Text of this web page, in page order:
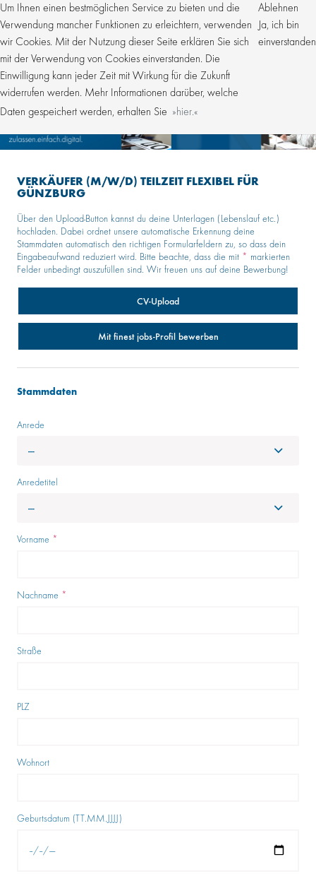
Um Ihnen einen bestmöglichen Service zu bieten und die
Verwendung mancher Funktionen zu erleichtern, verwenden
wir Cookies. Mit der Nutzung dieser Seite erklären Sie sich
mit der Verwendung von Cookies einverstanden. Die
Einwilligung kann jeder Zeit mit Wirkung für die Zukunft
widerrufen werden. Mehr Informationen darüber, welche
Daten gespeichert werden, erhalten Sie
hier.
Ablehnen
Ja, ich bin
einverstanden
VERKÄUFER (M/W/D) TEILZEIT FLEXIBEL FÜR
GÜNZBURG
Über den Upload-Button kannst du deine Unterlagen (Lebenslauf etc.)
hochladen. Dabei ordnet unsere automatische Erkennung deine
Stammdaten automatisch den richtigen Formularfeldern zu, so dass dein
Eingabeaufwand reduziert wird. Bitte beachte, dass die mit * markierten
Felder unbedingt auszufüllen sind. Wir freuen uns auf deine Bewerbung!
CV-Upload
Mit finest jobs-Profil bewerben
Stammdaten
Anrede
---
Anredetitel
---
Vorname *
Nachname *
Straße
PLZ
Wohnort
Geburtsdatum (TT.MM.JJJJ)